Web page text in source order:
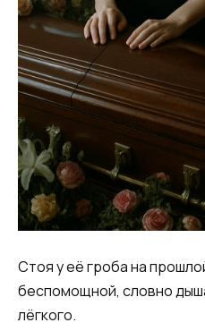
Стоя у её гроба на
беспомощной, словно
лёгкого.